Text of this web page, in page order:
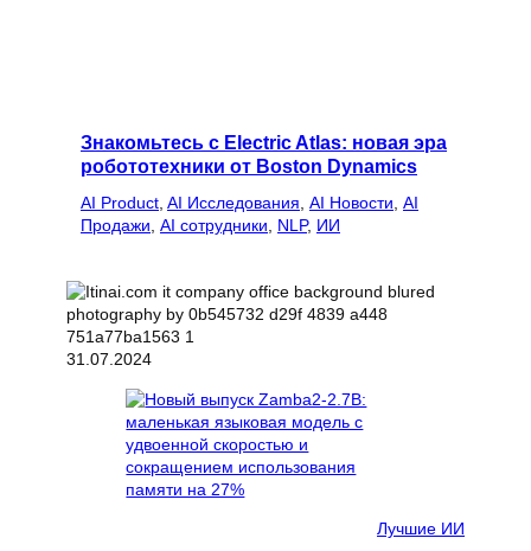
Знакомьтесь с Electric Atlas: новая эра
робототехники от Boston Dynamics
AI Product, AI Исследования, AI Новости, AI
Продажи, AI сотрудники, NLP, ИИ
31.07.2024
Лучшие ИИ